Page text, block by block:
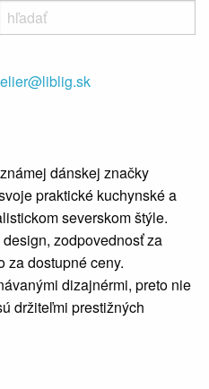
dánskej značky
praktické kuchynské a
severskom štýle.
zodpovednosť za
za dostupné ceny.
dizajnérmi, preto nie
držiteľmi prestižných